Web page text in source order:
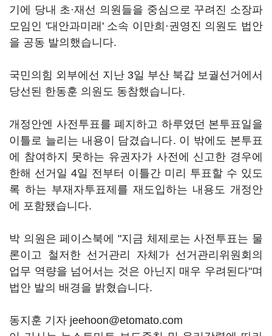
기에 당내 초·재선 의원들을 중심으로 꾸려진 소장파
모임인 '대안과미래' 소속 이만희·권영진 의원도 법안
을 공동 발의했습니다.
국민의힘 외부에선 지난 3일 부산 북갑 보궐선거에서
당선된 한동훈 의원도 동참했습니다.
개정안엔 사전투표를 폐지하고 하루였던 본투표일을
이틀로 늘리는 내용이 담겼습니다. 이 밖에도 본투표
에 참여하지 못하는 유권자가 사전에 신고한 경우에
한해 선거일 4일 전부터 이틀간 미리 투표할 수 있도
록 하는 부재자투표제를 재도입하는 내용도 개정안
에 포함됐습니다.
박 의원은 페이스북에 "지금 체제로는 사전투표는 물
론이고 철저한 선거관리 자체가 선거관리위원회의
업무 역량을 넘어서는 것은 아닌지 매우 우려된다"며
법안 발의 배경을 밝혔습니다.
동지훈 기자 jeehoon@etomato.com